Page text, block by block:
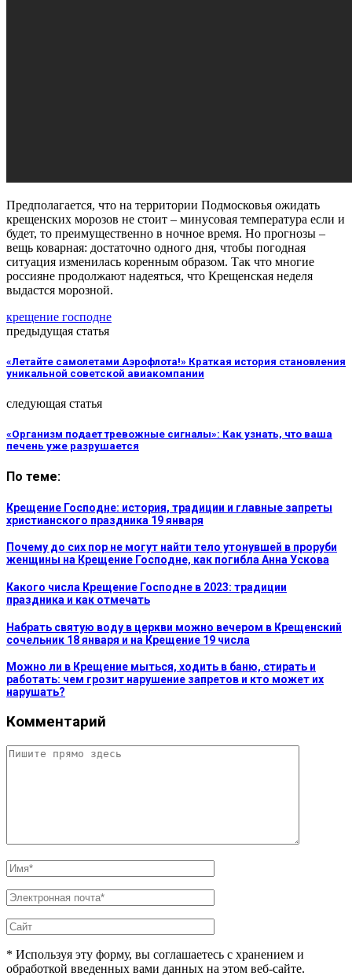
Предполагается, что на территории Подмосковья ожидать
крещенских морозов не стоит – минусовая температура если и
будет, то преимущественно в ночное время. Но прогнозы –
вещь коварная: достаточно одного дня, чтобы погодная
ситуация изменилась коренным образом. Так что многие
россияне продолжают надеяться, что Крещенская неделя
выдастся морозной.
крещение господне
предыдущая статья
«Летайте самолетами Аэрофлота!» Краткая история становления
уникальной советской авиакомпании
следующая статья
«Организм подает тревожные сигналы»: Как узнать, что ваша
печень уже разрушается
По теме:
Крещение Господне: история, традиции и главные запреты
христианского праздника 19 января
Почему до сих пор не могут найти тело утонувшей в проруби
женщины на Крещение Господне, как погибла Анна Ускова
Какого числа Крещение Господне в 2023: традиции
праздника и как отмечать
Набрать святую воду в церкви можно вечером в Крещенский
сочельник 18 января и на Крещение 19 числа
Можно ли в Крещение мыться, ходить в баню, стирать и
работать: чем грозит нарушение запретов и кто может их
нарушать?
Комментарий
* Используя эту форму, вы соглашаетесь с хранением и
обработкой введенных вами данных на этом веб-сайте.